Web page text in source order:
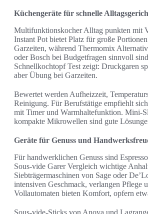
Küchengeräte für schnelle
Multifunktionskocher Alltag punkten mit
Instant Pot bietet Platz für große
Garzeiten, während Thermomix
oder Bosch bei Budgetfragen sinnvoll
Schnellkochtopf Test zeigt: Druckgaren
aber Übung bei Garzeiten.
Bewertet werden Aufheizzeit,
Reinigung. Für Berufstätige empfiehlt
mit Timer und Warmhaltefunktion. Mini-
kompakte Mikrowellen sind gute
Geräte für Genuss und
Für handwerklichen Genuss sind
Sous-vide Garer Vergleich wichtige
Siebträgermaschinen von Sage oder
intensiven Geschmack, verlangen Pflege
Vollautomaten bieten Komfort, opfern